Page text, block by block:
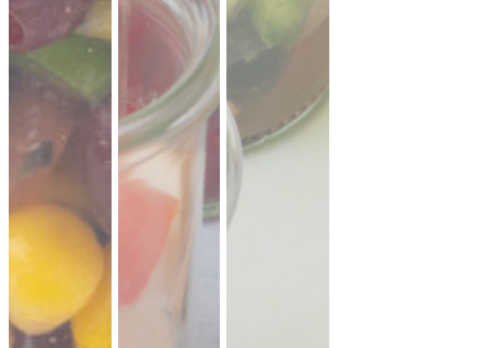
vegan
100 % Kichererbsen, fein gewürzt, mit
cremigem Tahini.
Events & Buffets
19,90 €
(inkl. MwSt.)
Falafel mit Tahini
vegan
knusprige Falafel aus Kichererbsen mit
ab 25,00 €